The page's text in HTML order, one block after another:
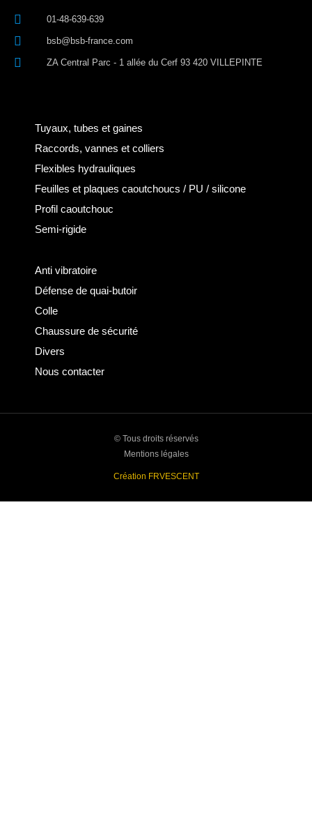
01-48-639-639
bsb@bsb-france.com
ZA Central Parc - 1 allée du Cerf 93 420 VILLEPINTE
Tuyaux, tubes et gaines
Raccords, vannes et colliers
Flexibles hydrauliques
Feuilles et plaques caoutchoucs / PU / silicone
Profil caoutchouc
Semi-rigide
Anti vibratoire
Défense de quai-butoir
Colle
Chaussure de sécurité
Divers
Nous contacter
© Tous droits réservés
Mentions légales
Création FRVESCENT